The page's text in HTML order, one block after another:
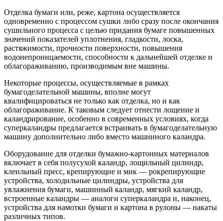
Отделка бумаги или, реже, картона осуществляется
одновременно с процессом сушки либо сразу после окончания
сушильного процесса с целью придания бумаге повышенных
значений показателей уплотнения, гладкости, лоска,
растяжимости, прочности поверхности, повышения
водонепроницаемости, способности к дальнейшей отделке и
облагораживанию, производимым вне машины.
Некоторые процессы, осуществляемые в рамках
бумагоделательной машины, вполне могут
квалифицироваться не только как отделка, но и как
облагораживание. К таковым следует отнести лощение и
каландрирование, особенно в современных условиях, когда
суперкаландры предлагается встраивать в бумагоделательную
машину дополнительно либо вместо машинного каландра.
Оборудование для отделки бумажно-картонных материалов
включает в себя полусухой каландр, лощильный цилиндр,
клеильный пресс, крепирующие и мик — рокрепирующие
устройства, холодильные цилиндры, устройства для
увлажнения бумаги, машинный каландр, мягкий каландр,
встроенные каландры — аналоги суперкаландра и, наконец,
устройства для намотки бумаги и картона в рулоны — накаты
различных типов.